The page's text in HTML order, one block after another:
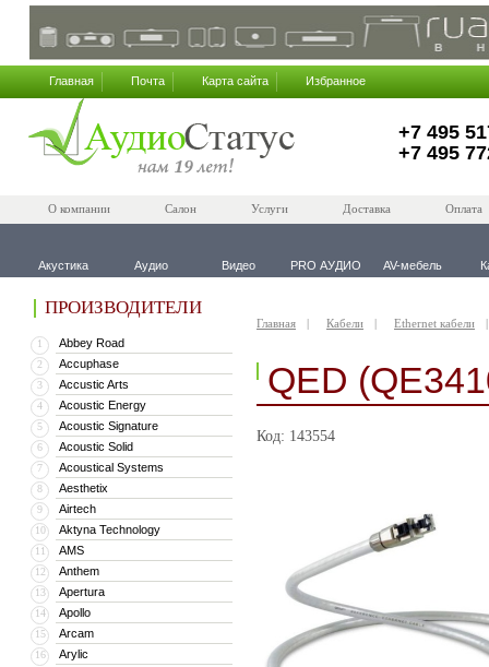
Главная Почта Карта сайта Избранное
+7 495
+7 495
О компании Салон Услуги Доставка Оплата
Акустика Аудио Видео PRO АУДИО AV-мебель
ПРОИЗВОДИТЕЛИ
1 Abbey Road
2 Accuphase
3 Accustic Arts
4 Acoustic Energy
5 Acoustic Signature
6 Acoustic Solid
7 Acoustical Systems
8 Aesthetix
9 Airtech
10 Aktyna Technology
11 AMS
12 Anthem
13 Apertura
14 Apollo
15 Arcam
16 Arylic
Главная Кабели Ethernet кабели
QED
Код: 143554